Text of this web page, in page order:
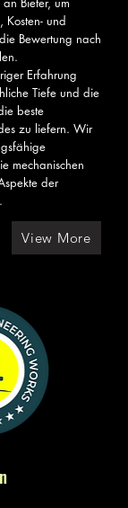
Kosten- und
Bewertung nach
Erfahrung
Tiefe und die
beste
zu liefern. Wir
mechanischen
der
View More